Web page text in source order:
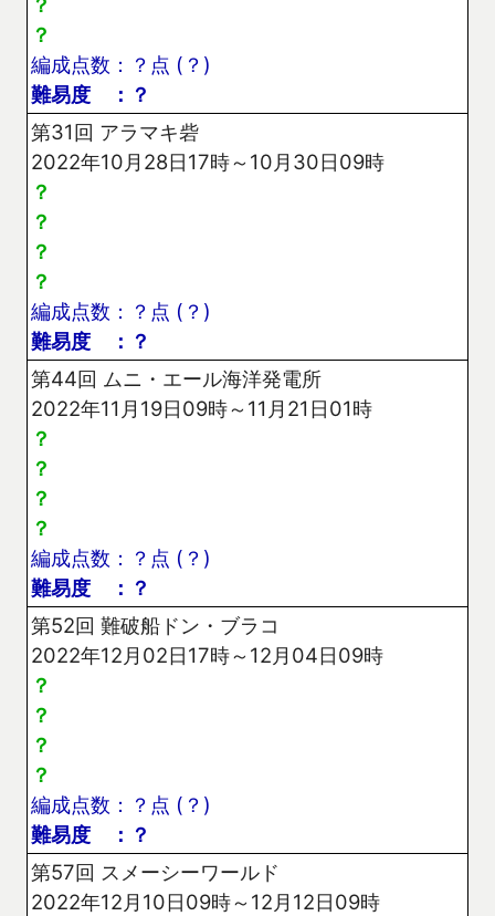
？
編成点数：？点 (？)
難易度 ：？
第31回 アラマキ砦
2022年10月28日17時～10月30日09時
？
？
？
？
編成点数：？点 (？)
難易度 ：？
第44回 ムニ・エール海洋発電所
2022年11月19日09時～11月21日01時
？
？
？
？
編成点数：？点 (？)
難易度 ：？
第52回 難破船ドン・ブラコ
2022年12月02日17時～12月04日09時
？
？
？
？
編成点数：？点 (？)
難易度 ：？
第57回 スメーシーワールド
2022年12月10日09時～12月12日09時